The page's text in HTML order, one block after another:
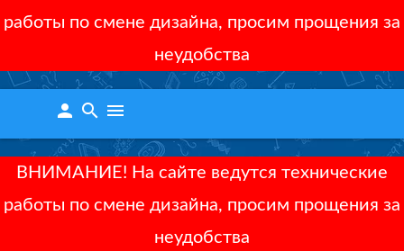
работы по смене дизайна, просим прощения за
неудобства
person search menu
ВНИМАНИЕ! На сайте ведутся технические
работы по смене дизайна, просим прощения за
неудобства